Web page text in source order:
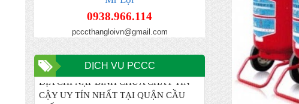
0938.966.114
pcccthangloivn@gmail.com
DỊCH VỤ PCCC
Chuyên nhập khẩu và cung cấp trực tiếp
các mặt hàng bình chữa cháy, vòi chữa
cháy, hệ thống chữa cháy cạnh tranh nhất
ĐỊA CHỈ NẠP BÌNH CHỮA CHÁY TIN
CẬY UY TÍN NHẤT TẠI QUẬN CẦU
GIẤY HN